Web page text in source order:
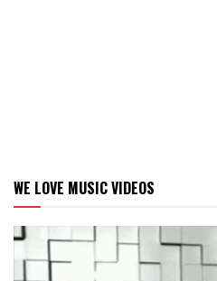
WE LOVE MUSIC VIDEOS